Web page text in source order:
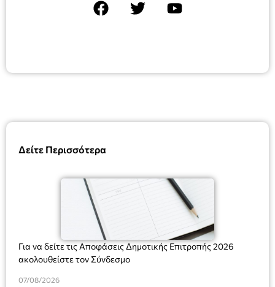
Δείτε Περισσότερα
Για να δείτε τις Αποφάσεις Δημοτικής Επιτροπής 2026
ακολουθείστε τον Σύνδεσμο
07/08/2026